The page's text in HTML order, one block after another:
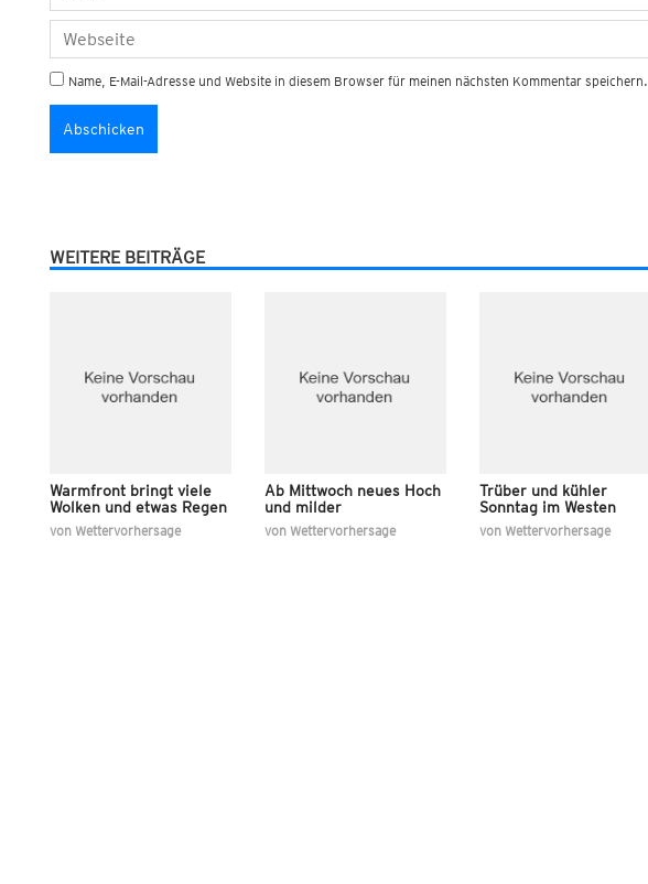
Name, E-Mail-Adresse und Website in diesem Browser für meinen nächsten Kommentar speichern.
WEITERE BEITRÄGE
Warmfront bringt viele
Wolken und etwas Regen
von Wettervorhersage
Ab Mittwoch neues Hoch
und milder
von Wettervorhersage
Trüber und kühler
Sonntag im Westen
von Wettervorhersage